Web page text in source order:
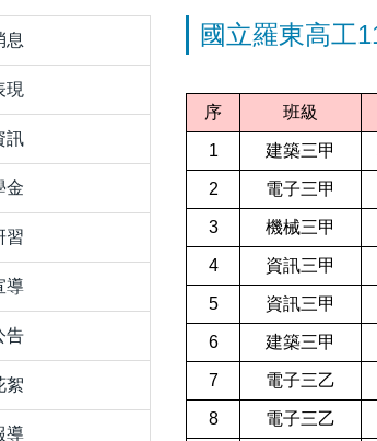
息
現
訊
金
習
導
告
絮
導
國立羅東高工
序 班級
1 建築三甲
2 電子三甲
3 機械三甲
4 資訊三甲
5 資訊三甲
6 建築三甲
7 電子三乙
8 電子三乙